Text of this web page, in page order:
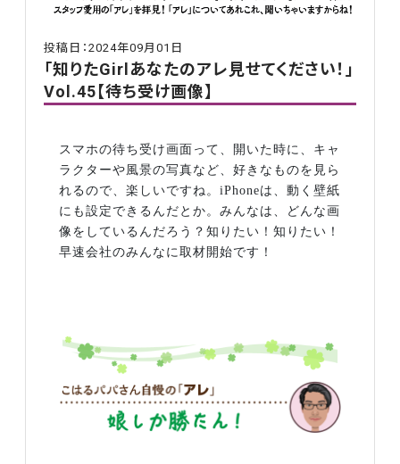
投稿日：2024年09月01日
「知りたGirlあなたのアレ見せてください！」
Vol.45【待ち受け画像】
スマホの待ち受け画面って、開いた時に、キャ
ラクターや風景の写真など、好きなものを見ら
れるので、楽しいですね。iPhoneは、動く壁紙
にも設定できるんだとか。みんなは、どんな画
像をしているんだろう？知りたい！知りたい！
早速会社のみんなに取材開始です！